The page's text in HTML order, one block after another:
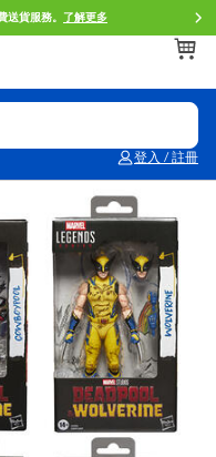
貨服務。 了解更多
登入 / 註冊